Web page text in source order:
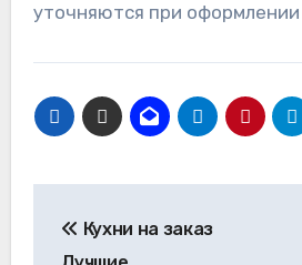
уточняются при оформлении
по
Кухни на заказ